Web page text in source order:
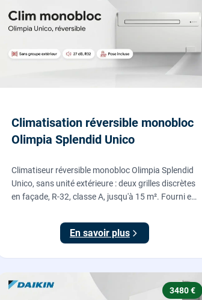
Climatisation réversible monobloc
Olimpia Splendid Unico
Climatiseur réversible monobloc Olimpia Splendid
Unico, sans unité extérieure : deux grilles discrètes
en façade, R-32, classe A, jusqu'à 15 m². Fourni et
En savoir plus
3480 €